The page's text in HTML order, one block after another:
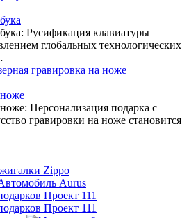
Русификация клавиатуры
глобальных технологических
Персонализация подарка с
гравировки на ноже становится